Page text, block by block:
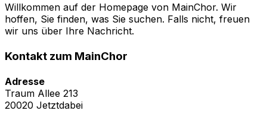
Willkommen auf der Homepage von MainChor. Wir
hoffen, Sie finden, was Sie suchen. Falls nicht, freuen
wir uns über Ihre Nachricht.
Kontakt zum MainChor
Adresse
Traum Allee 213
20020 Jetztdabei